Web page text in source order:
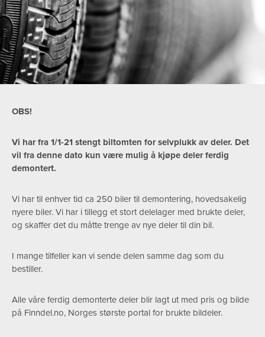
OBS!
Vi har fra 1/1-21 stengt biltomten for selvplukk av deler. Det
vil fra denne dato kun være mulig å kjøpe deler ferdig
demontert.
Vi har til enhver tid ca 250 biler til demontering, hovedsakelig
nyere biler. Vi har i tillegg et stort delelager med brukte deler,
og skaffer det du måtte trenge av nye deler til din bil.
I mange tilfeller kan vi sende delen samme dag som du
bestiller.
Alle våre ferdig demonterte deler blir lagt ut med pris og bilde
på Finndel.no, Norges største portal for brukte bildeler.